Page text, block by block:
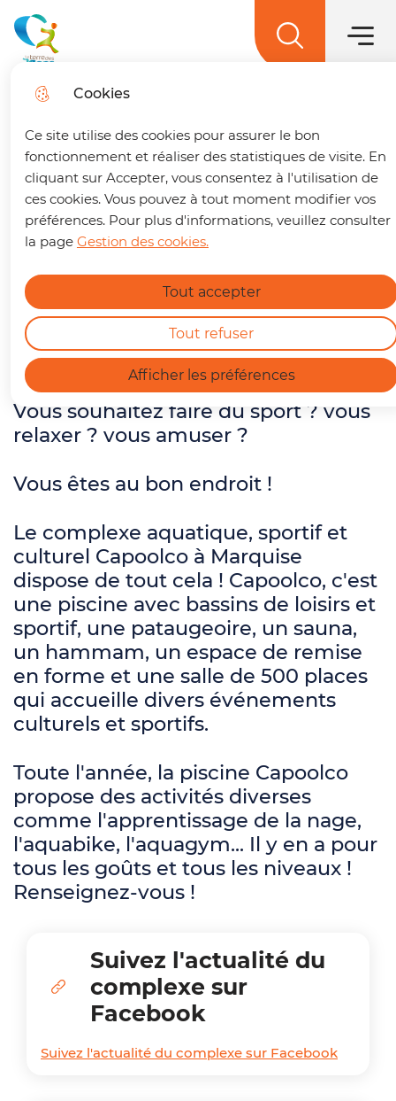
Cookies
Ce site utilise des cookies pour assurer le bon
fonctionnement et réaliser des statistiques de visite. En
cliquant sur Accepter, vous consentez à l'utilisation de
ces cookies. Vous pouvez à tout moment modifier vos
préférences. Pour plus d'informations, veuillez consulter
la page Gestion des cookies.
Afficher les préférences
Tout accepter
Tout refuser
Skip to
menu
content
Skip to
site map
🚌 Vos déplacements simplifiés sur La terre
des 2 caps !Un trajet à préparer ? Retrouvez
dès maintenant notre nouvelle page dédiée à la
mobilité. En quelques clics, vous pouvez :
Connaître l'horaire du prochain bus à votre
Consulter les tracés et fiches horaires des
https://terredes2caps.fr/trouver-son-trajet
La terre des 2 caps Menu
Complexe Aquatique
Sportif et Culturel
Capoolco
Vous souhaitez faire du sport ? vous
relaxer ? vous amuser ?
Vous êtes au bon endroit !
Le complexe aquatique, sportif et
culturel Capoolco à Marquise
dispose de tout cela ! Capoolco, c'est
une piscine avec bassins de loisirs et
sportif, une pataugeoire, un sauna,
un hammam, un espace de remise
en forme et une salle de 500 places
qui accueille divers événements
culturels et sportifs.
Toute l'année, la piscine Capoolco
propose des activités diverses
comme l'apprentissage de la nage,
l'aquabike, l'aquagym... Il y en a pour
tous les goûts et tous les niveaux !
Renseignez-vous !
Suivez l'actualité du
complexe sur
Facebook
Suivez l'actualité du complexe sur Facebook